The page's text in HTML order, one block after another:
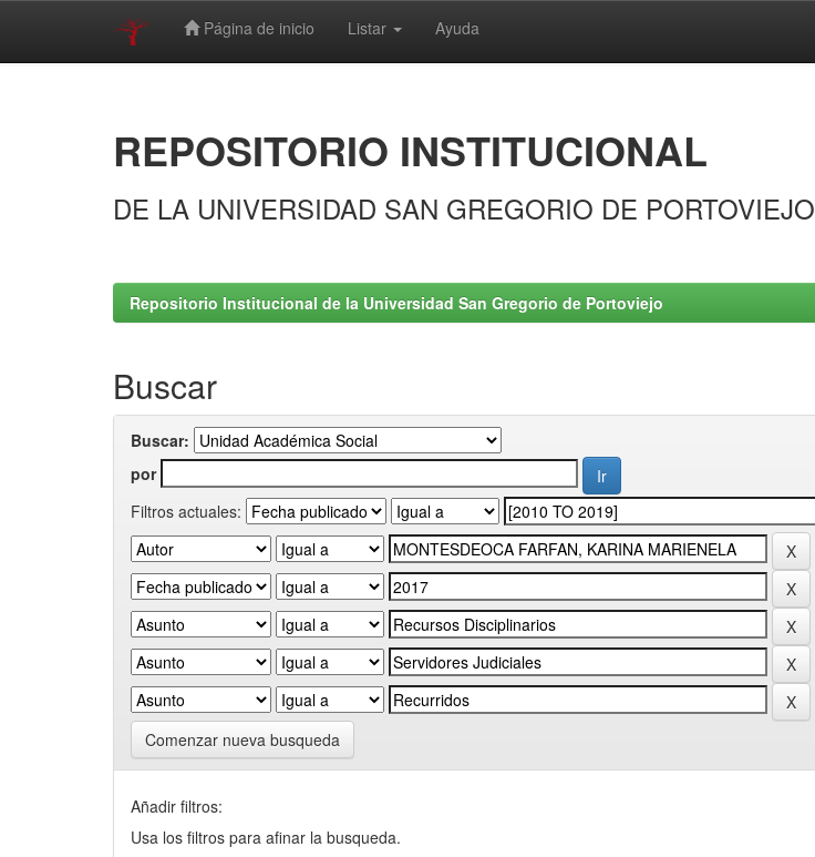
Página de inicio Listar Ayuda
REPOSITORIO INSTITUCIONAL
DE LA UNIVERSIDAD SAN GREGORIO DE PORTOVIEJO
Repositorio Institucional de la Universidad San Gregorio de Portoviejo
Buscar
Buscar:
por
Filtros actuales:
Comenzar nueva busqueda
Añadir filtros:
Usa los filtros para afinar la busqueda.